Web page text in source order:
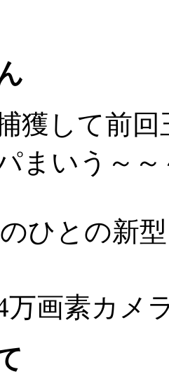
獲して前
まいう～
ひとの新
万画素カメ